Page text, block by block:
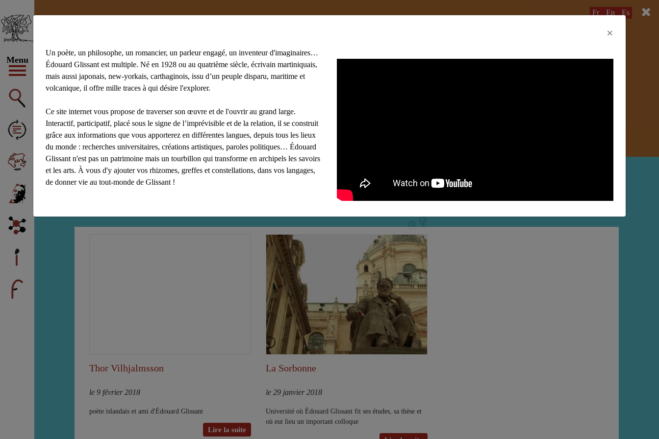
Menu
Fr En Es
#achiery #acoma
Afficher tous les mots clés
Thor Vilhjalmsson
le 9 février 2018
poète islandais et ami d'Édouard Glissant
Lire la suite
La Sorbonne
le 29 janvier 2018
Université où Édouard Glissant fit ses études, sa thèse et
où eut lieu un important colloque
×
Un poète, un philosophe, un romancier, un parleur engagé, un inventeur d'imaginaires…
Édouard Glissant est multiple. Né en 1928 ou au quatrième siècle, écrivain martiniquais,
mais aussi japonais, new-yorkais, carthaginois, issu d’un peuple disparu, maritime et
volcanique, il offre mille traces à qui désire l'explorer.
Ce site internet vous propose de traverser son œuvre et de l'ouvrir au grand large.
Interactif, participatif, placé sous le signe de l’imprévisible et de la relation, il se construit
grâce aux informations que vous apporterez en différentes langues, depuis tous les lieux
du monde : recherches universitaires, créations artistiques, paroles politiques… Édouard
Glissant n'est pas un patrimoine mais un tourbillon qui transforme en archipels les savoirs
et les arts. À vous d'y ajouter vos rhizomes, greffes et constellations, dans vos langages,
de donner vie au tout-monde de Glissant !